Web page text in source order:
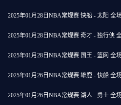
2025年01月28日NBA常规赛 快船 - 太阳 全
2025年01月28日NBA常规赛 奇才 - 独行侠
2025年01月28日NBA常规赛 国王 - 篮网 全
2025年01月26日NBA常规赛 雄鹿 - 快船 全
2025年01月26日NBA常规赛 湖人 - 勇士 全